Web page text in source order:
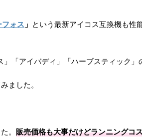
フォス 」 という最新アイコス互換機も性
「アイバディ」「ハーブスティック」
ました。
。 販売価格も大事だけどランニングコ